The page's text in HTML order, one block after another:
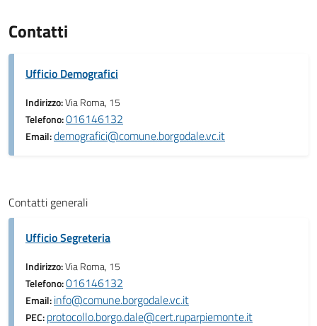
Contatti
Ufficio Demografici
Indirizzo:Via Roma, 15
Telefono:016146132
Email:demografici@comune.borgodale.vc.it
Contatti generali
Ufficio Segreteria
Indirizzo:Via Roma, 15
Telefono:016146132
Email:info@comune.borgodale.vc.it
PEC:protocollo.borgo.dale@cert.ruparpiemonte.it